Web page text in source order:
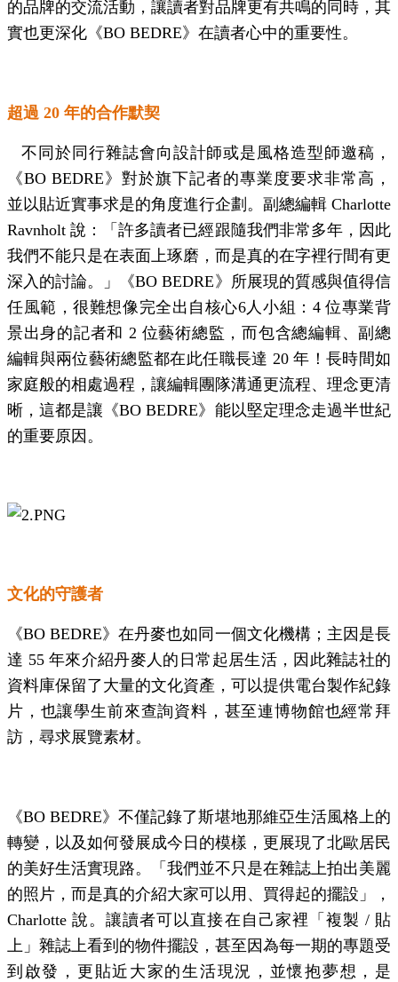
的品牌的交流活動，讓讀者對品牌更有共鳴的同時，其
實也更深化《BO BEDRE》在讀者心中的重要性。
超過 20 年的合作默契
不同於同行雜誌會向設計師或是風格造型師邀稿，
《BO BEDRE 》對於旗下記者的專業度要求非常高，
並以貼近實事求是的角度進行企劃。副總編輯 Charlotte
Ravnholt說：「許多讀者已經跟隨我們非常多年，因此
我們不能只是在表面上琢磨，而是真的在字裡行間有更
深入的討論。」《BO BEDRE 》所展現的質感與值得信
任風範，很難想像完全出自核心6人小組： 4位專業背
景出身的記者和 2 位藝術總監，而包含總編輯、副總
編輯與兩位藝術總監都在此任職長達 20年！長時間如
家庭般的相處過程，讓編輯團隊溝通更流程、理念更清
晰，這都是讓《BO BEDRE》能以堅定理念走過半世紀
的重要原因。
文化的守護者
《BO BEDRE》在丹麥也如同一個文化機構；主因是長
達 55年來介紹丹麥人的日常起居生活，因此雜誌社的
資料庫保留了大量的文化資產，可以提供電台製作紀錄
片，也讓學生前來查詢資料，甚至連博物館也經常拜
訪，尋求展覽素材。
《BO BEDRE》不僅記錄了斯堪地那維亞生活風格上的
轉變，以及如何發展成今日的模樣，更展現了北歐居民
的美好生活實現路。「我們並不只是在雜誌上拍出美麗
的照片，而是真的介紹大家可以用、買得起的擺設」，
Charlotte說。讓讀者可以直接在自己家裡「複製 / 貼
上」雜誌上看到的物件擺設，甚至因為每一期的專題受
到啟發，更貼近大家的生活現況，並懷抱夢想，是